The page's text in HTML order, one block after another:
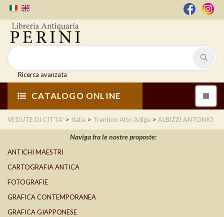
Ricerca avanzata
CATALOGO ONLINE
VEDUTE DI CITTA' > Italia > Trentino Alto Adige > ALBIZZI ANTONIO
Naviga fra le nostre proposte:
ANTICHI MAESTRI
CARTOGRAFIA ANTICA
FOTOGRAFIE
GRAFICA CONTEMPORANEA
GRAFICA GIAPPONESE